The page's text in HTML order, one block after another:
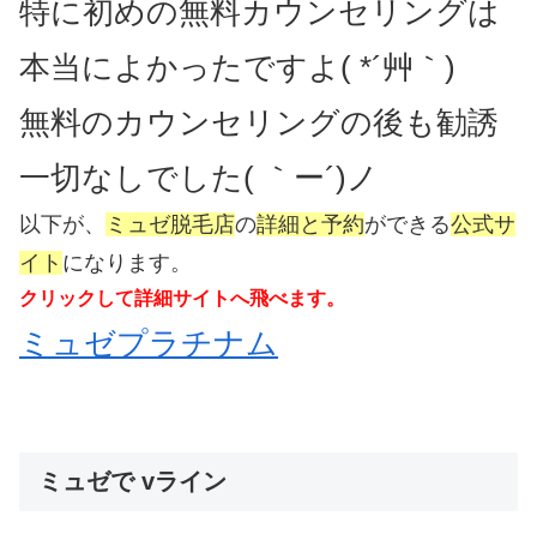
特に初めの無料カウンセリングは
本当によかったですよ( *´艸｀)
無料のカウンセリングの後も勧誘
一切なしでした( ｀ー´)ノ
以下が、 ミュゼ脱毛店の詳細と予約ができる公式サ
イト になります。
クリックして詳細サイトへ飛べます。
ミュゼプラチナム
ミュゼで vライン